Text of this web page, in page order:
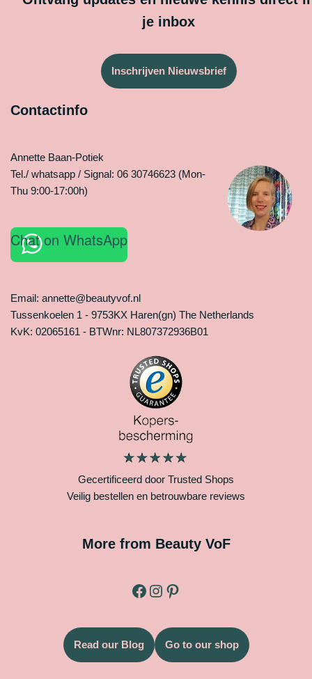
je inbox
Inschrijven Nieuwsbrief
Contactinfo
Annette Baan-Potiek
Tel./ whatsapp / Signal: 06 30746623 (Mon-
Thu 9:00-17:00h)
Chat on WhatsApp
Email: annette@beautyvof.nl
Tussenkoelen 1 - 9753KX Haren(gn) The Netherlands
KvK: 02065161 - BTWnr: NL807372936B01
Gecertificeerd door Trusted Shops
Veilig bestellen en betrouwbare reviews
More from Beauty VoF
Read our Blog Go to our shop